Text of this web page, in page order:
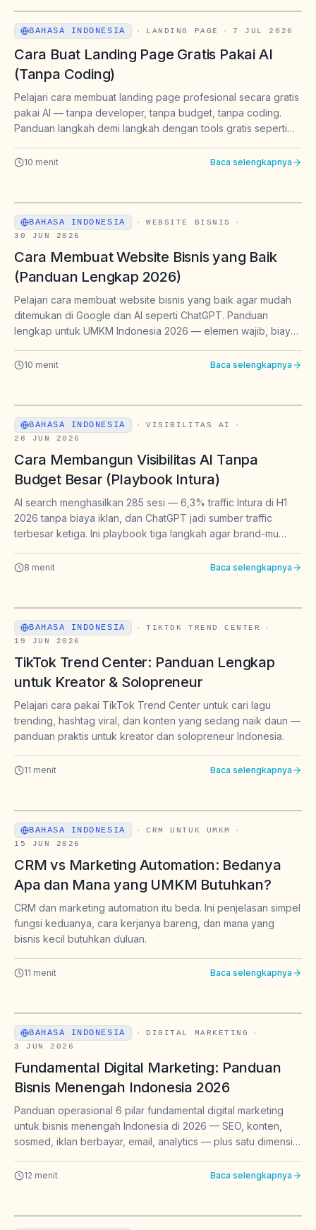
BAHASA INDONESIA · LANDING PAGE · 7 JUL 2026
Cara Buat Landing Page Gratis Pakai AI
(Tanpa Coding)
Pelajari cara membuat landing page profesional secara gratis
pakai AI — tanpa developer, tanpa budget, tanpa coding.
Panduan langkah demi langkah dengan tools gratis seperti
10 menit Baca selengkapnya
BAHASA INDONESIA · WEBSITE BISNIS
·
30 JUN 2026
Cara Membuat Website Bisnis yang Baik
(Panduan Lengkap 2026)
Pelajari cara membuat website bisnis yang baik agar mudah
ditemukan di Google dan AI seperti ChatGPT. Panduan
lengkap untuk UMKM Indonesia 2026 — elemen wajib, biaya,
10 menit Baca selengkapnya
BAHASA INDONESIA · VISIBILITAS AI
·
28 JUN 2026
Cara Membangun Visibilitas AI Tanpa
Budget Besar (Playbook Intura)
AI search menghasilkan 285 sesi — 6,3% traffic Intura di H1
2026 tanpa biaya iklan, dan ChatGPT jadi sumber traffic
terbesar ketiga. Ini playbook tiga langkah agar brand-mu
8 menit Baca selengkapnya
BAHASA INDONESIA · TIKTOK TREND CENTER
·
19 JUN 2026
TikTok Trend Center: Panduan Lengkap
untuk Kreator & Solopreneur
Pelajari cara pakai TikTok Trend Center untuk cari lagu
trending, hashtag viral, dan konten yang sedang naik daun —
panduan praktis untuk kreator dan solopreneur Indonesia.
11 menit Baca selengkapnya
BAHASA INDONESIA · CRM UNTUK UMKM
·
15 JUN 2026
CRM vs Marketing Automation: Bedanya
Apa dan Mana yang UMKM Butuhkan?
CRM dan marketing automation itu beda. Ini penjelasan simpel
fungsi keduanya, cara kerjanya bareng, dan mana yang
bisnis kecil butuhkan duluan.
11 menit Baca selengkapnya
BAHASA INDONESIA · DIGITAL MARKETING
·
3 JUN 2026
Fundamental Digital Marketing: Panduan
Bisnis Menengah Indonesia 2026
Panduan operasional 6 pilar fundamental digital marketing
untuk bisnis menengah Indonesia di 2026 — SEO, konten,
sosmed, iklan berbayar, email, analytics — plus satu dimensi
12 menit Baca selengkapnya